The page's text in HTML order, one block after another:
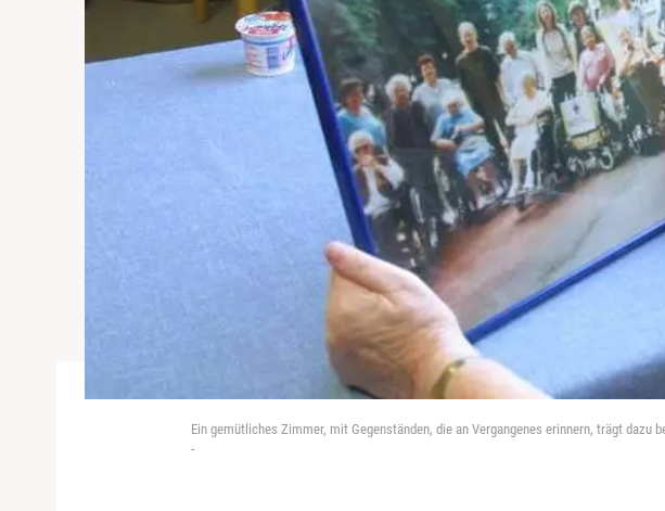
Ein gemütliches Zimmer, mit Gegenständen, die an Vergangenes erinnern, trägt
-